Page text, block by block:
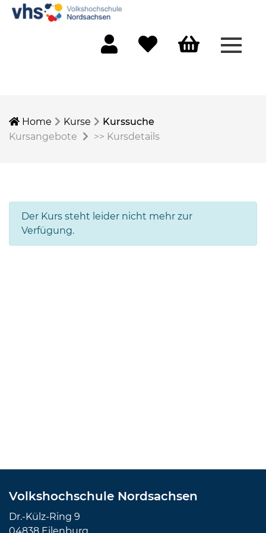
Home Kurse
Kurssuche
Kursangebote
>> Kursdetails
Der Kurs steht leider nicht mehr zur
Verfügung.
Volkshochschule Nordsachsen
Dr.-Külz-Ring 9